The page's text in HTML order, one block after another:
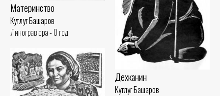
Материнство
Кутлуг Башаров
Линогравюра - 0 год
Дехканин
Кутлуг Башаров